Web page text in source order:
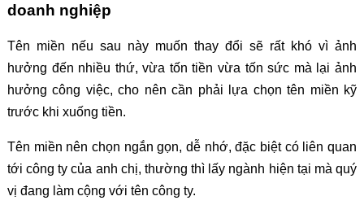
doanh nghiệp
Tên miền nếu sau này muốn thay đổi sẽ rất khó vì ảnh
hưởng đến nhiều thứ, vừa tốn tiền vừa tốn sức mà lại ảnh
hưởng công việc, cho nên cần phải lựa chọn tên miền kỹ
trước khi xuống tiền.
Tên miền nên chọn ngắn gọn, dễ nhớ, đặc biệt có liên quan
tới công ty của anh chị, thường thì lấy ngành hiện tại mà quý
vị đang làm cộng với tên công ty.